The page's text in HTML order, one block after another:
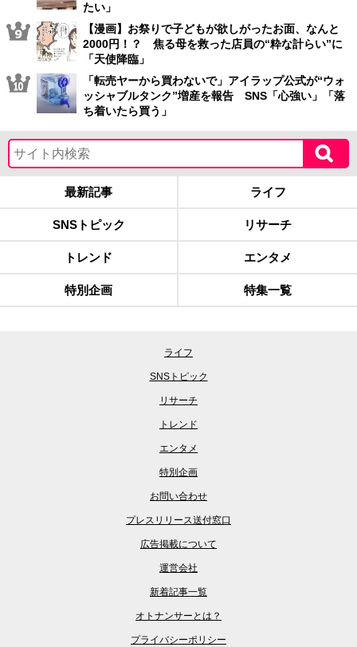
たい」
【漫画】お祭りで子どもが欲しがったお面、なんと
2000円！？ 焦る母を救った店員の“粋な計らい”に
「天使降臨」
「転売ヤーから買わないで」アイラップ公式が“ウォ
ッシャブルタンク”増産を報告 SNS「心強い」「落
ち着いたら買う」
最新記事 ライフ
SNSトピック リサーチ
トレンド エンタメ
特別企画 特集一覧
ライフ
SNSトピック
リサーチ
トレンド
エンタメ
特別企画
お問い合わせ
プレスリリース送付窓口
広告掲載について
運営会社
新着記事一覧
オトナンサーとは？
プライバシーポリシー